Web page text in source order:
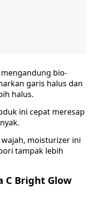
bio-
garis halus dan
halus.
ini cepat meresap
moisturizer ini
tampak lebih
C Bright Glow